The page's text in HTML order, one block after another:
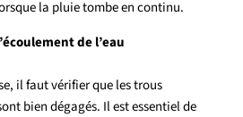
la pluie tombe en continu.
de l’eau
il faut vérifier que les trous
bien dégagés. Il est essentiel de